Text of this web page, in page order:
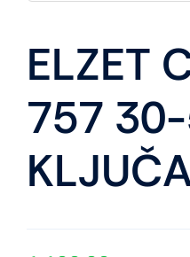
ELZET
757